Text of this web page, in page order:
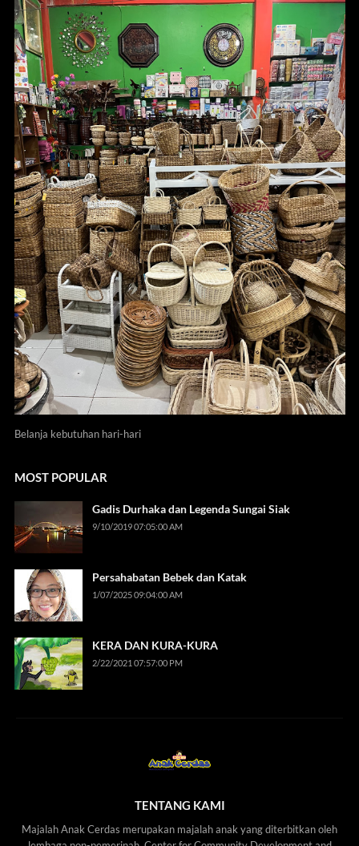
Belanja kebutuhan hari-hari
MOST POPULAR
Gadis Durhaka dan Legenda Sungai Siak
9/10/2019 07:05:00 AM
Persahabatan Bebek dan Katak
1/07/2025 09:04:00 AM
KERA DAN KURA-KURA
2/22/2021 07:57:00 PM
TENTANG KAMI
Majalah Anak Cerdas merupakan majalah anak yang diterbitkan oleh